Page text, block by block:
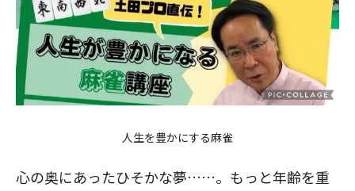
人生を豊かにする麻雀
心の奥にあったひそかな夢……。もっと年齢を重